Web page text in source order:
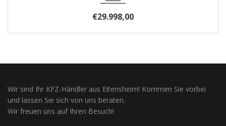
€29.998,00
Wir sind Ihr KFZ-Händler aus Eitensheim! Kommen Sie vorbei
und lassen Sie sich von uns beraten.
Wir freuen uns auf Ihren Besuch!